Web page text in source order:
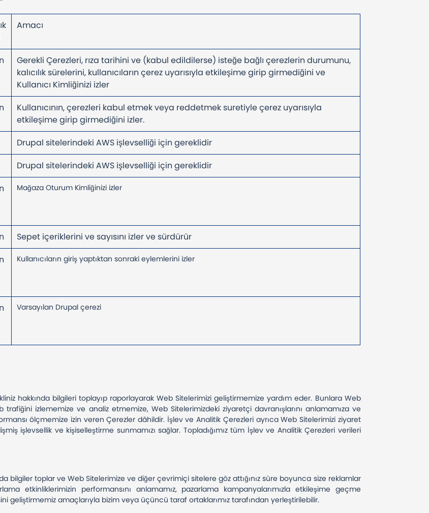
Amacı
Gerekli Çerezleri, rıza tarihini ve (kabul edildilerse) isteğe bağlı çerezlerin durumunu,
kalıcılık sürelerini, kullanıcıların çerez uyarısıyla etkileşime girip girmediğini ve
Kullanıcı Kimliğinizi izler
Kullanıcının, çerezleri kabul etmek veya reddetmek suretiyle çerez uyarısıyla
etkileşime girip girmediğini izler.
Drupal sitelerindeki AWS işlevselliği için gereklidir
Drupal sitelerindeki AWS işlevselliği için gereklidir
Mağaza Oturum Kimliğinizi izler
Sepet içeriklerini ve sayısını izler ve sürdürür
Kullanıcıların giriş yaptıktan sonraki eylemlerini izler
Varsayılan Drupal çerezi
hakkında bilgileri toplayıp raporlayarak Web Sitelerimizi geliştirmemize yardım eder. Bunlara Web
izlememize ve analiz etmemize, Web Sitelerimizdeki ziyaretçi davranışlarını anlamamıza ve
ölçmemize izin veren Çerezler dâhildir. İşlev ve Analitik Çerezleri ayrıca Web Sitelerimizi ziyaret
işlevsellik ve kişiselleştirme sunmamızı sağlar. Topladığımız tüm İşlev ve Analitik Çerezleri verileri
bilgiler toplar ve Web Sitelerimize ve diğer çevrimiçi sitelere göz attığınız süre boyunca size reklamlar
etkinliklerimizin performansını anlamamız, pazarlama kampanyalarımızla etkileşime geçme
geliştirmemiz amaçlarıyla bizim veya üçüncü taraf ortaklarımız tarafından yerleştirilebilir.